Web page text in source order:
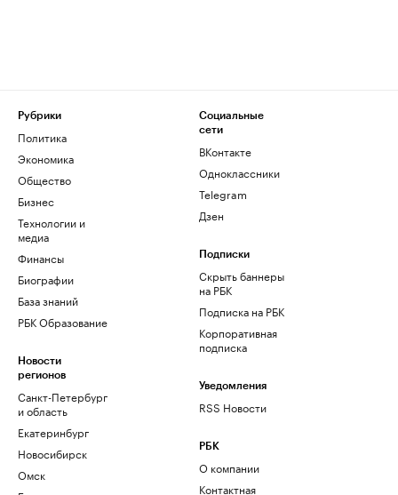
Рубрики
Политика
Экономика
Общество
Бизнес
Технологии и
медиа
Финансы
Биографии
База знаний
РБК Образование
Новости
регионов
Санкт-Петербург
и область
Екатеринбург
Новосибирск
Омск
Социальные
сети
ВКонтакте
Одноклассники
Telegram
Дзен
Подписки
Скрыть баннеры
на РБК
Подписка на РБК
Корпоративная
подписка
Уведомления
RSS Новости
РБК
О компании
Контактная